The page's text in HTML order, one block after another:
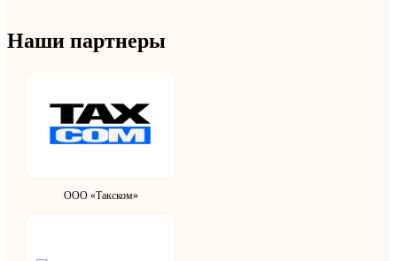
Наши партнеры
ООО «Такском»